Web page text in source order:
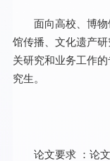
面向高校、博
馆传播、文化遗产
关研究和业务工作
究生。
论文要求 ：论